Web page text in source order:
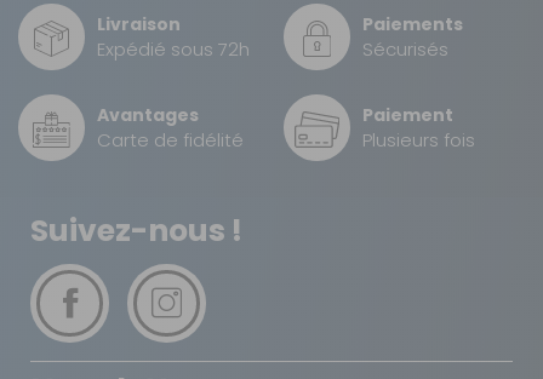
Livraison
Expédié sous 72h
Paiements
Sécurisés
Avantages
Carte de fidélité
Paiement
Plusieurs fois
Suivez-nous !